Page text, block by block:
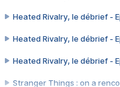
Heated Rivalry, le débrief -
Heated Rivalry, le débrief -
Heated Rivalry, le débrief -
Stranger Things : on a